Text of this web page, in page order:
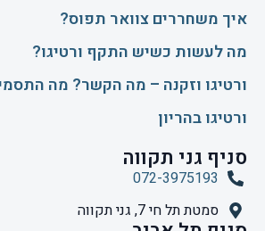
איך משחררים צוואר תפוס?
​מה לעשות כשיש התקף ורטיגו?
ורטיגו וזקנה – מה הקשר? מה
ורטיגו בהריון
סניף גני תקווה
072-3975193
סמטת תל חי 7, גני תקווה